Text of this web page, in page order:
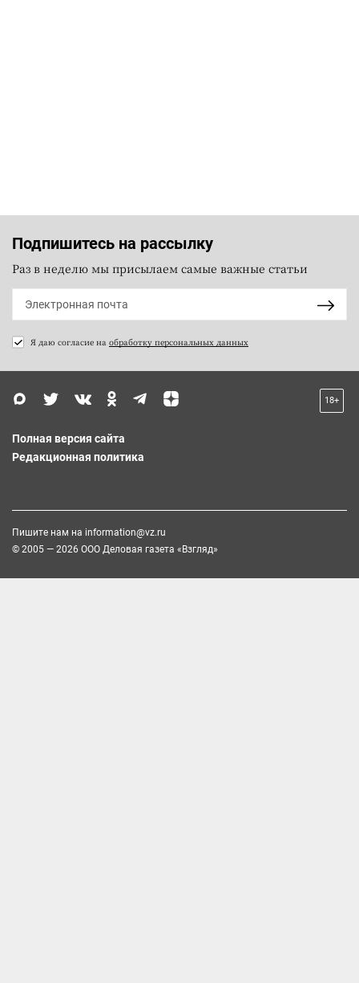
Подпишитесь на рассылку
Раз в неделю мы присылаем самые важные статьи
Я даю согласие на обработку персональных данных
18+
Полная версия сайта
Редакционная политика
Пишите нам на information@vz.ru
© 2005 — 2026 ООО Деловая газета «Взгляд»